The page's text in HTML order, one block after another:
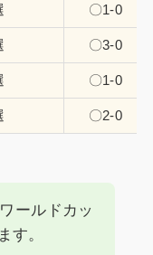
〇1-0
〇3-0
〇1-0
〇2-0
ールドカッ
す。